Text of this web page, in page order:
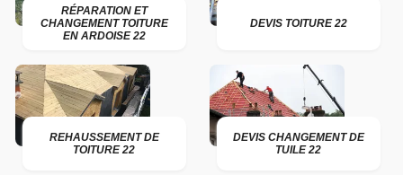
RÉPARATION ET
CHANGEMENT TOITURE
EN ARDOISE 22
DEVIS TOITURE 22
REHAUSSEMENT DE
TOITURE 22
DEVIS CHANGEMENT DE
TUILE 22